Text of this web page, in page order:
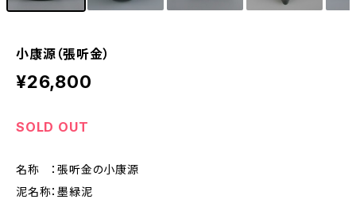
小康源（張听金）
¥26,800
SOLD OUT
名称 ：張听金の小康源
泥名称：墨緑泥